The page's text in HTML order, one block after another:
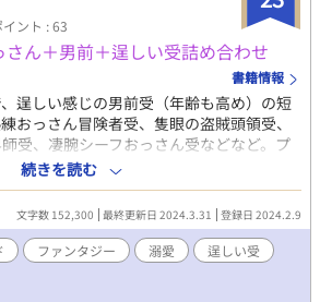
ント : 63
さん＋男前＋逞しい受詰め合わせ
書籍情報
逞しい感じの男前受（年齢も高め）の短
おっさん冒険者受、隻眼の盗賊頭領受、
受、凄腕シーフおっさん受などなど。プ
ッチな内容を含みます（エロ下着とか）ご
エロ度は高め。 短編詰めなので章の最初
ます。どんどん増えていきますが一貫して
続きを読む
文字数 152,300 最終更新日 2024.3.31 登録日 2024.2.9
ファンタジー 溺愛
逞しい受